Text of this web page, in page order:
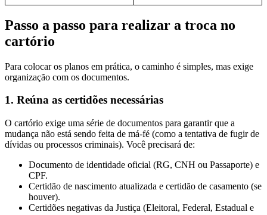
Passo a passo para realizar a troca no
cartório
Para colocar os planos em prática, o caminho é simples, mas exige
organização com os documentos.
1. Reúna as certidões necessárias
O cartório exige uma série de documentos para garantir que a
mudança não está sendo feita de má-fé (como a tentativa de fugir de
dívidas ou processos criminais). Você precisará de:
Documento de identidade oficial (RG, CNH ou Passaporte) e
CPF.
Certidão de nascimento atualizada e certidão de casamento (se
houver).
Certidões negativas da Justiça (Eleitoral, Federal, Estadual e